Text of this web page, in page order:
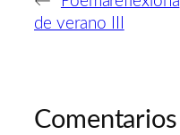
de verano III
Comentarios